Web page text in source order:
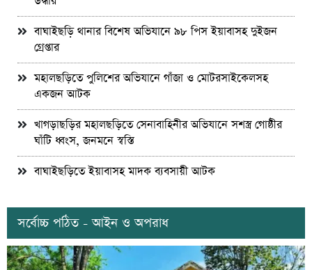
বাঘাইছড়ি থানার বিশেষ অভিযানে ৯৮ পিস ইয়াবাসহ দুইজন
গ্রেপ্তার
মহালছড়িতে পুলিশের অভিযানে গাঁজা ও মোটরসাইকেলসহ
একজন আটক
খাগড়াছড়ির মহালছড়িতে সেনাবাহিনীর অভিযানে সশস্ত্র গোষ্ঠীর
ঘাঁটি ধ্বংস, জনমনে স্বস্তি
বাঘাইছড়িতে ইয়াবাসহ মাদক ব্যবসায়ী আটক
সর্বোচ্চ পঠিত - আইন ও অপরাধ